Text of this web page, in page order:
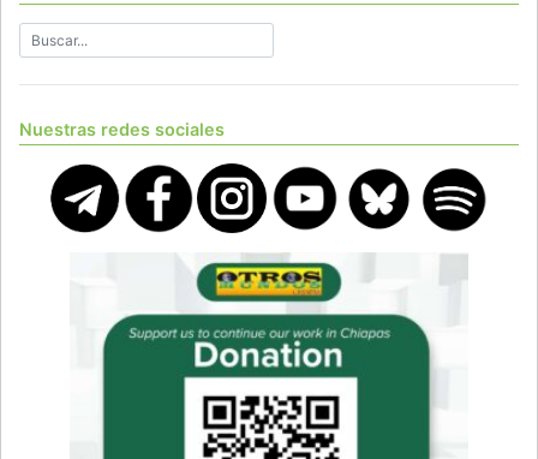
Nuestras redes sociales